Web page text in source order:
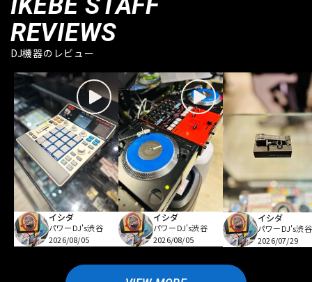
REVIEWS
DJ機器のレビュー
イシダ
パワーDJ's渋谷
2026/08/05
イシダ
パワーDJ's渋谷
2026/08/05
イシダ
パワーDJ's渋谷
2026/07/29